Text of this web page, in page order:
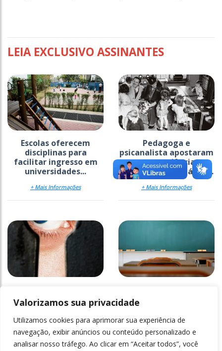
Valorizamos sua privacidade
Utilizamos cookies para aprimorar sua experiência de
navegação, exibir anúncios ou conteúdo personalizado e
analisar nosso tráfego. Ao clicar em “Aceitar todos”, você
LEIA EXCLUSIVO ASSINANTES
Escolas oferecem
disciplinas para
facilitar ingresso em
universidades...
+ Mais Informações
Pedagoga e
psicanalista apostaram
em experiências
educativas libertárias...
+ Mais Informações
de influência do inglês?
+ Mais Informações + Mais Informações